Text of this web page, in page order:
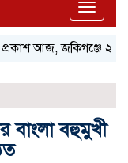
Toggle
জকিগঞ্জে ২৩ শতাধিক
বাংলা বহুমুখী